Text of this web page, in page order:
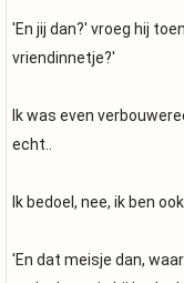
'En jij dan?' vroeg hij
vriendinnetje?'
Ik was even
echt..
Ik bedoel, nee, ik ben
'En dat meisje dan,